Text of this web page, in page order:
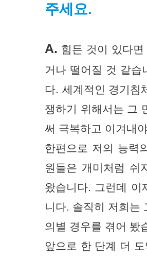
주세요.
A. 힘든 것이 있다
거나 떨어질 것 같습
다. 세계적인 경기침
쟁하기 위해서는 그
써 극복하고 이겨내
한편으로 저의 능력
원들은 개미처럼 쉬
왔습니다. 그런데 이
니다. 솔직히 저희는
의별 경우를 겪어 봤
앞으로 한 단계 더